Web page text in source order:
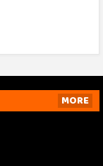
MORE